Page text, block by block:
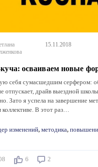
15.11.2018
осваиваем новые
себя сумасшедшим серфером:
отпускает, драйв выездной
Зато я успела на завершение
коллективе. В этот раз…
изменений, методика,
6 2